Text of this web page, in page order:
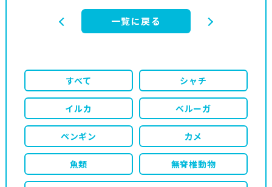
一覧に戻る
すべて シャチ
イルカ ベルーガ
ペンギン カメ
魚類 無脊椎動物